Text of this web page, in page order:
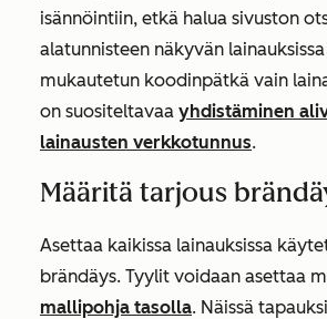
isännöintiin, etkä halua sivuston
alatunnisteen näkyvän
mukautetun koodinpätkä vain
on suositeltavaa yhdistäminen
lainausten verkkotunnus.
Määritä tarjous
Asettaa kaikissa lainauksissa
brändäys. Tyylit voidaan asettaa
mallipohja tasolla. Näissä